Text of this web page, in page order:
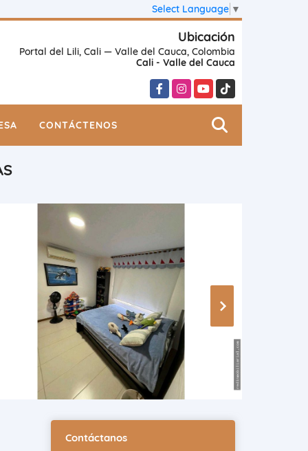
Select Language ▼
Ubicación
Portal del Lili, Cali — Valle del Cauca, Colombia
Cali - Valle del Cauca
FacebookInstagramYouTubeTikTok
CONTÁCTENOS
Contáctanos